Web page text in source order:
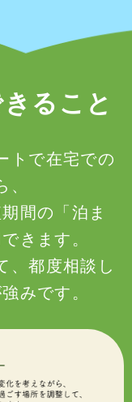
ること
トで在宅での
間の「泊ま
きます。
、都度相談し
みです。